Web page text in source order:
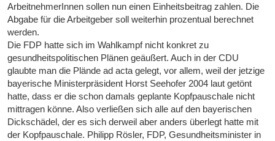
ArbeitnehmerInnen sollen nun einen Einheitsbeitrag zahlen. Die
Abgabe für die Arbeitgeber soll weiterhin prozentual berechnet
werden.
Die FDP hatte sich im Wahlkampf nicht konkret zu
gesundheitspolitischen Plänen geäußert. Auch in der CDU
glaubte man die Plände ad acta gelegt, vor allem, weil der jetzige
bayerische Ministerpräsident Horst Seehofer 2004 laut getönt
hatte, dass er die schon damals geplante Kopfpauschale nicht
mittragen könne. Also verließen sich alle auf den bayerischen
Dickschädel, der es sich derweil aber anders überlegt hatte mit
der Kopfpauschale. Philipp Rösler, FDP, Gesundheitsminister in